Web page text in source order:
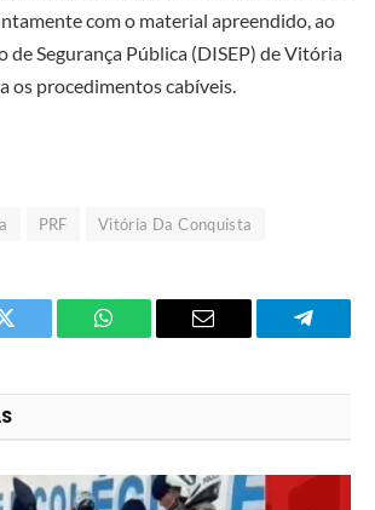
com o material apreendido, ao
Segurança Pública (DISEP) de Vitória
os procedimentos cabíveis.
PRF Vitória Da Conquista
Twitter
O
do
E-